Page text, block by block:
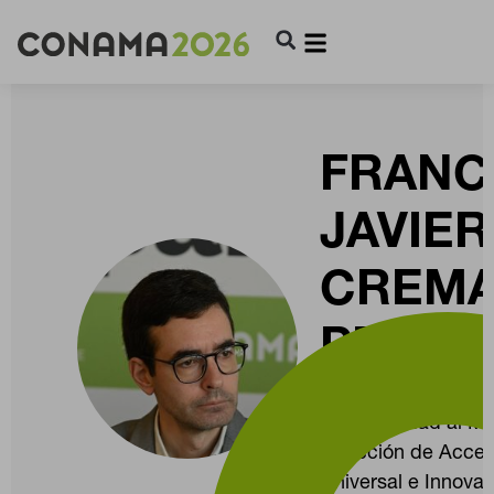
JAVIER
PERIS
Accesibilidad al
Dirección de
Universal e
CONFIGURACIÓN DE COOKIES
RECHAZAR TODO